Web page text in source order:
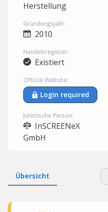
Herstellung
Gründungsjahr:
2010
Handelsregister:
Existiert
Official Website:
Login required
Juristische Person:
InSCREENeX
GmbH
Übersicht